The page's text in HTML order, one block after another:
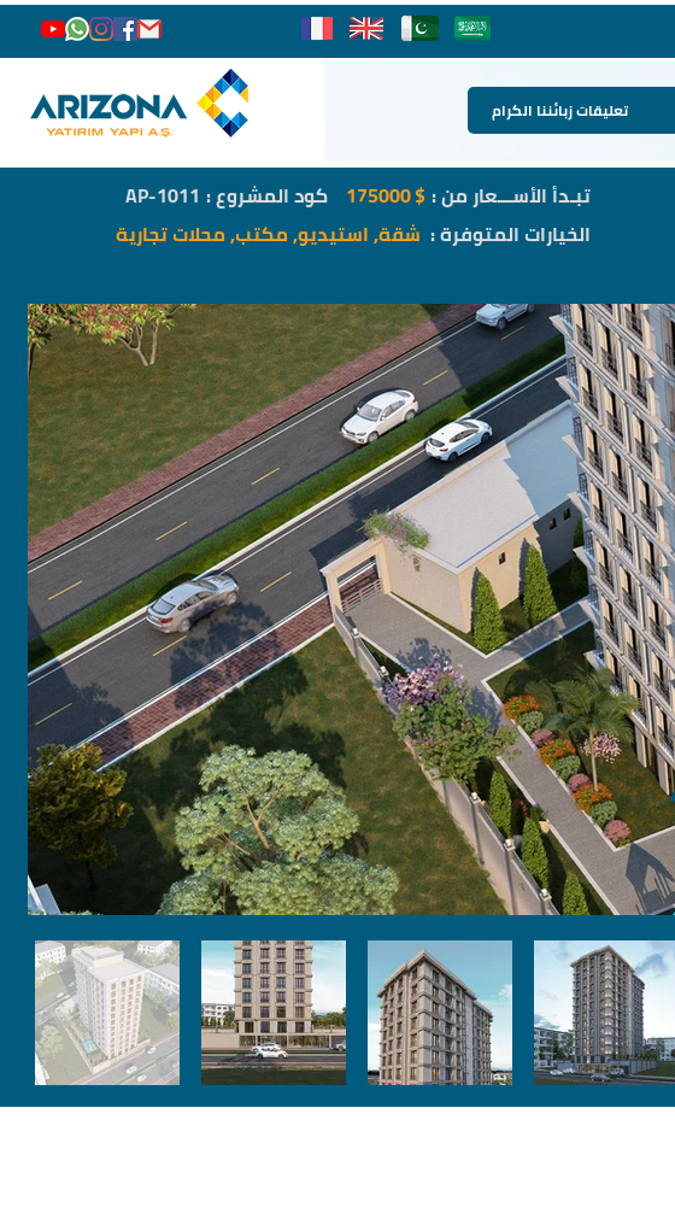
تعليقات زبائننا الكرام
AP-1011 كود المشروع : 175000 تبـدأ الأســـعار من : $
شقة, استيديو, مكتب, محلات تجارية الخيارات المتوفرة :